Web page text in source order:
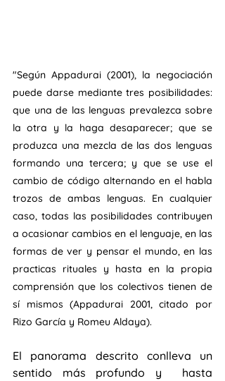
"Según Appadurai (2001), la negociación
puede darse mediante tres posibilidades:
que una de las lenguas prevalezca sobre
la otra y la haga desaparecer; que se
produzca una mezcla de las dos lenguas
formando una tercera; y que se use el
cambio de código alternando en el habla
trozos de ambas lenguas. En cualquier
caso, todas las posibilidades contribuyen
a ocasionar cambios en el lenguaje, en las
formas de ver y pensar el mundo, en las
practicas rituales y hasta en la propia
comprensión que los colectivos tienen de
sí mismos (Appadurai 2001, citado por
Rizo García y Romeu Aldaya).
El panorama descrito conlleva un
sentido más profundo y  hasta